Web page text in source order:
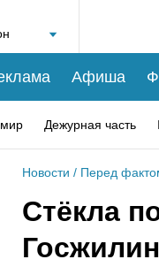
Афиша
Дежурная часть
Новости / Перед
Стёкла